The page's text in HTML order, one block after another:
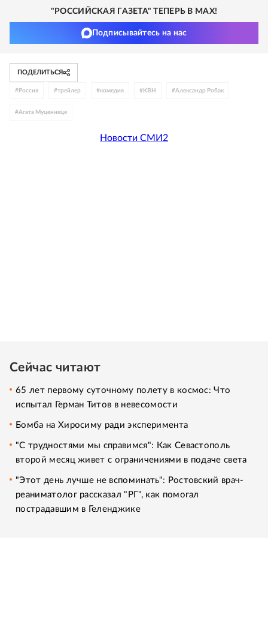
"РОССИЙСКАЯ ГАЗЕТА" ТЕПЕРЬ В MAX!
Подписывайтесь на нас
ПОДЕЛИТЬСЯ
# Россия #трейлер #комедия # КВН #Александр Робак
#Агата Муцениеце
Новости СМИ2
Сейчас читают
65 лет первому суточному полету в космос: Что
испытал Герман Титов в невесомости
Бомба на Хиросиму ради эксперимента
"С трудностями мы справимся": Как Севастополь
второй месяц живет с ограничениями в подаче света
"Этот день лучше не вспоминать": Ростовский врач-
реаниматолог рассказал "РГ", как помогал
пострадавшим в Геленджике